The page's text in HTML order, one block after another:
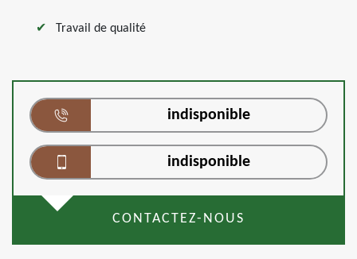
Travail de qualité
indisponible
indisponible
CONTACTEZ-NOUS